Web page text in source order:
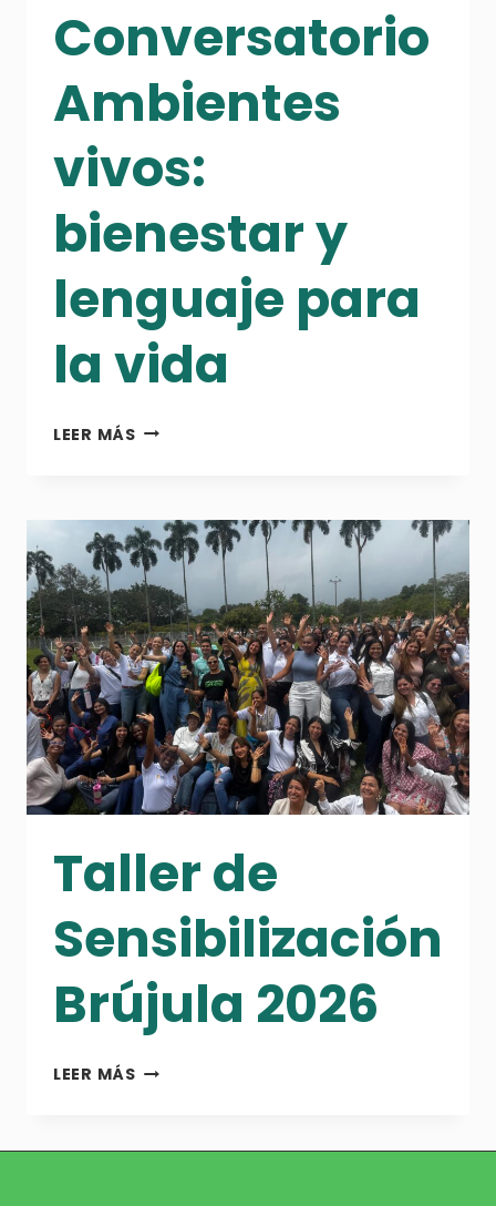
Conversatorio
Ambientes
vivos:
bienestar y
lenguaje para
la vida
LEER MÁSCONVERSATORIO
Y
LENGUAJE
PARA
LA
VIDA
Taller de
Sensibilización
Brújula 2026
LEER MÁSTALLER
BRÚJULA